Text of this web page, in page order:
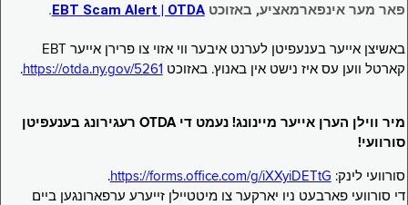
פאר מער אינפארמאציע, באזוכטEBT Scam Alert | OTDA
.
באשיצן אייער בענעפיטן לערנט איבער ווי אזוי צו פרירן אייער EBT
קארטל ווען עס איז נישט אין באנוץ. באזוכט https://otda.ny.gov/5261
.
מיר ווילן הערן אייער מיינונג! נעמט די OTDA רעגירונג בענעפיטן
סורוועי!
סורוועי לינק: https://forms.office.com/g/iXXyiDETtG
.
די סורוועי פארבעט ניו יארקער צו מיטטיילן זייערע ערפארונגען ביים